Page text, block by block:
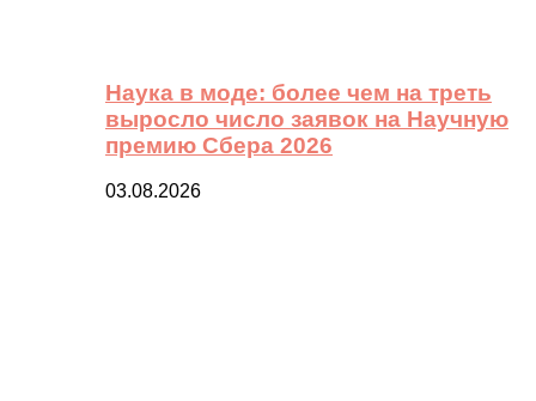
Наука в моде: более чем на треть
выросло число заявок на Научную
премию Сбера 2026
03.08.2026